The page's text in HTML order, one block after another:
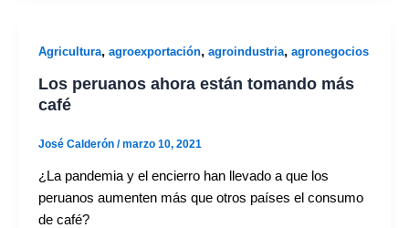
Agricultura, agroexportación, agroindustria, agronegocios
Los peruanos ahora están tomando más
café
José Calderón /marzo 10, 2021
¿La pandemia y el encierro han llevado a que los
peruanos aumenten más que otros países el consumo
de café?